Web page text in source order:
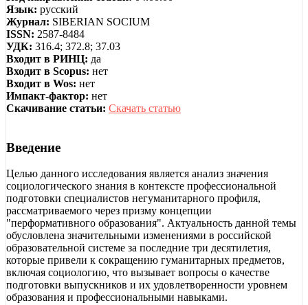
Язык: русский
Журнал: SIBERIAN SOCIUM
ISSN: 2587-8484
УДК: 316.4; 372.8; 37.03
Входит в РИНЦ: да
Входит в Scopus: нет
Входит в Wos: нет
Импакт-фактор: нет
Скачивание статьи: Скачать статью
Введение
Целью данного исследования является анализ значения
социологического знания в контексте профессиональной
подготовки специалистов негуманитарного профиля,
рассматриваемого через призму концепции
"перформативного образования". Актуальность данной темы
обусловлена значительными изменениями в российской
образовательной системе за последние три десятилетия,
которые привели к сокращению гуманитарных предметов,
включая социологию, что вызывает вопросы о качестве
подготовки выпускников и их удовлетворенности уровнем
образования и профессиональными навыками.